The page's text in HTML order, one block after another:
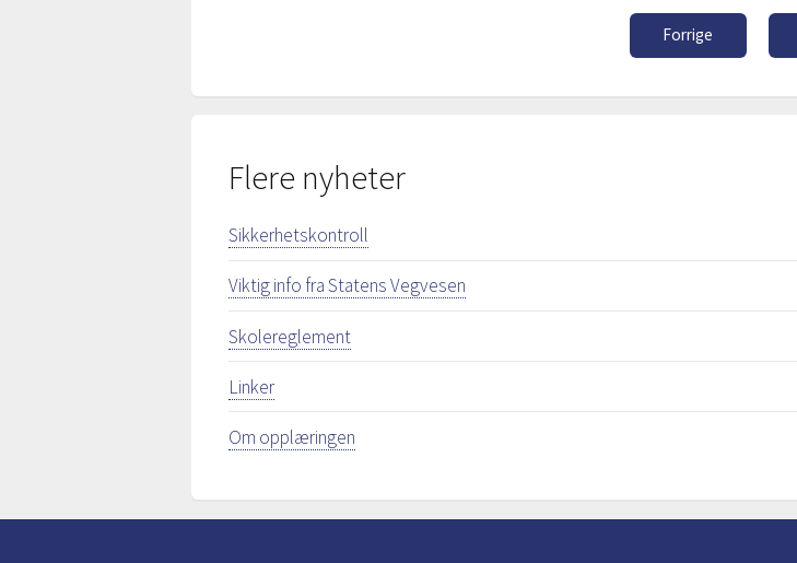
Forrige
Flere nyheter
Sikkerhetskontroll
Viktig info fra Statens Vegvesen
Skolereglement
Linker
Om opplæringen